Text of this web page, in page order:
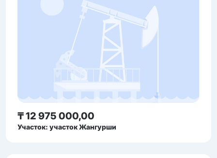
₸ 12 975 000,00
Участок: участок Жангурши